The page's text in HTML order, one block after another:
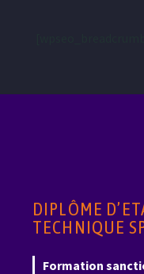
DIPLÔME
TECHNIQUE
Formation